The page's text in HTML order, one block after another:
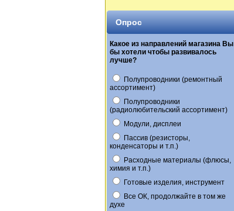
Опрос
Какое из направлений магазина Вы
бы хотели чтобы развивалось
лучше?
Полупроводники (ремонтный
ассортимент)
Полупроводники
(радиолюбительский ассортимент)
Модули, дисплеи
Пассив (резисторы,
конденсаторы и т.п.)
Расходные материалы (флюсы,
химия и т.п.)
Готовые изделия, инструмент
Все ОК, продолжайте в том же
духе